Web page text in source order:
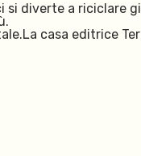
si diverte a riciclare
casa editrice